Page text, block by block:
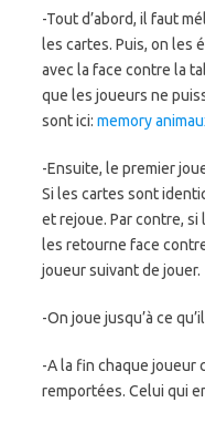
-Tout d’abord, il faut
les cartes. Puis, on les
avec la face contre la
que les joueurs ne
sont ici: memory
-Ensuite, le premier
Si les cartes sont
et rejoue. Par contre,
les retourne face
joueur suivant de jouer.
-On joue jusqu’à ce
-A la fin chaque joueur
remportées. Celui qui